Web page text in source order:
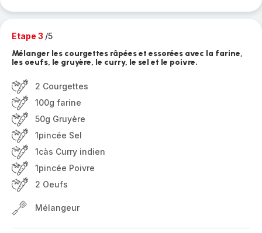
Etape 3 /5
Mélanger les courgettes râpées et essorées avec la farine,
les oeufs, le gruyère, le curry, le sel et le poivre.
2 Courgettes
100g farine
50g Gruyère
1pincée Sel
1càs Curry indien
1pincée Poivre
2 Oeufs
Mélangeur